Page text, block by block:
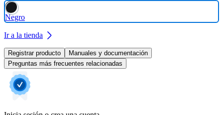
Negro
Ir a la tienda
Registrar producto
Manuales y documentación
Preguntas más frecuentes relacionadas